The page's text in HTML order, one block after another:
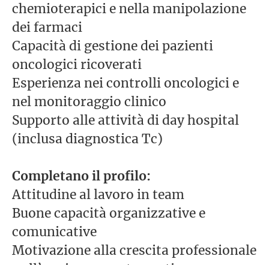
chemioterapici e nella manipolazione
dei farmaci
Capacità di gestione dei pazienti
oncologici ricoverati
Esperienza nei controlli oncologici e
nel monitoraggio clinico
Supporto alle attività di day hospital
(inclusa diagnostica Tc)
Completano il profilo:
Attitudine al lavoro in team
Buone capacità organizzative e
comunicative
Motivazione alla crescita professionale